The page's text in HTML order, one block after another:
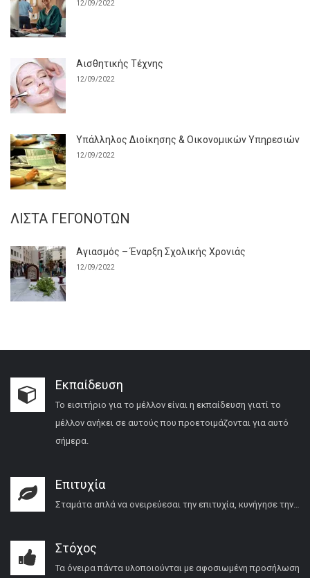
12/09/2022
Αισθητικής Τέχνης
12/09/2022
Υπάλληλος Διοίκησης & Οικονομικών Υπηρεσιών
12/09/2022
ΛΊΣΤΑ ΓΕΓΟΝΌΤΩΝ
Αγιασμός – Έναρξη Σχολικής Χρονιάς
12/09/2022
Εκπαίδευση
Το εισιτήριο για το μέλλον είναι η εκπαίδευση γιατί το
μέλλον ανήκει σε αυτούς που προετοιμάζονται για αυτό
σήμερα.
Επιτυχία
Σταμάτα απλά να ονειρεύεσαι την επιτυχία, κυνήγησε την…
Στόχος
Τα όνειρα πάντα υλοποιούνται με αφοσιωμένη προσήλωση